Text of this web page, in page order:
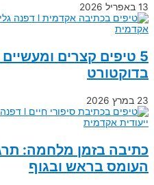
13 באפריל 2026
5 טיפים קצרים ומעשיים
בדוקטורט
23 במרץ 2026
כתיבה בזמן מלחמה:
העומס בראש ובגוף